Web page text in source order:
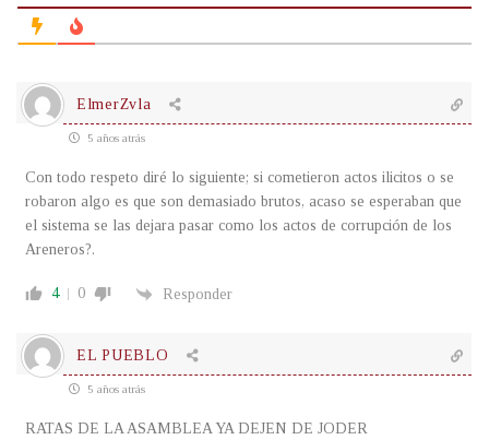
ElmerZvla
5 años atrás
Con todo respeto diré lo siguiente; si cometieron actos ilicitos o se
robaron algo es que son demasiado brutos, acaso se esperaban que
el sistema se las dejara pasar como los actos de corrupción de los
Areneros?.
4 0 Responder
EL PUEBLO
5 años atrás
RATAS DE LA ASAMBLEA YA DEJEN DE JODER